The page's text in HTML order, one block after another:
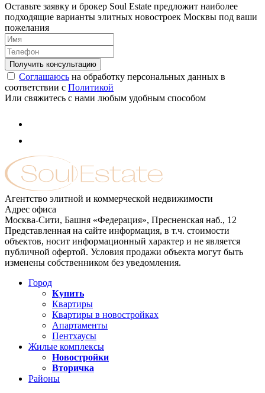
Оставьте заявку и брокер Soul Estate предложит наиболее
подходящие варианты элитных новостроек Москвы под ваши
пожелания
Соглашаюсь на обработку персональных данных в
соответствии с Политикой
Или свяжитесь с нами любым удобным способом
Агентство элитной и коммерческой недвижимости
Адрес офиса
Москва-Сити, Башня «Федерация», Пресненская наб., 12
Представленная на сайте информация, в т.ч. стоимости
объектов, носит информационный характер и не является
публичной офертой. Условия продажи объекта могут быть
изменены собственником без уведомления.
Город
Купить
Квартиры
Квартиры в новостройках
Апартаменты
Пентхаусы
Жилые комплексы
Новостройки
Вторичка
Районы